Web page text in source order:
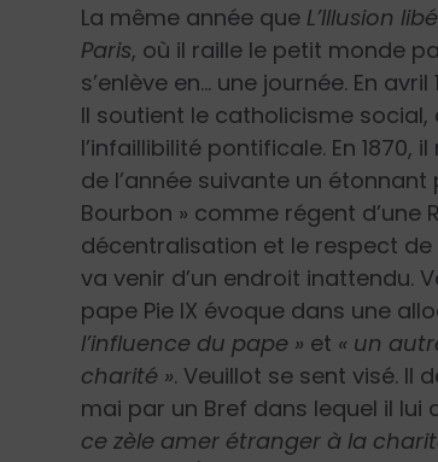
La même année que L’Illusion
Paris, où il raille le petit monde
s’enlève en… une journée. En avril
Il soutient le catholicisme
l’infaillibilité pontificale. En 1870,
de l’année suivante un
Bourbon » comme régent
décentralisation et le respect de
va venir d’un endroit inattendu.
pape Pie IX évoque dans une
l’influence du pape » et « un
charité ». Veuillot se sent visé. Il
mai par un Bref dans lequel il
ce zèle amer étranger à la